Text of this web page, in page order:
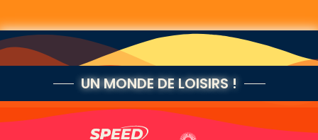
UN MONDE DE LOISIRS !